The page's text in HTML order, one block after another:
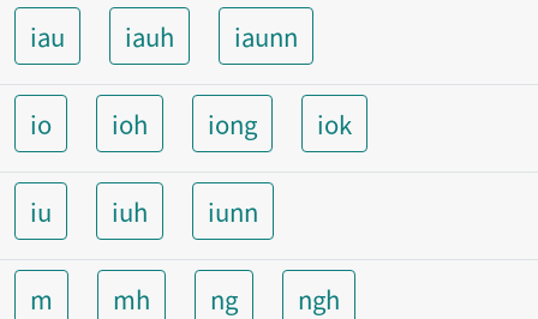
iau iauh iaunn
io ioh iong iok
iu iuh iunn
m mh ng ngh